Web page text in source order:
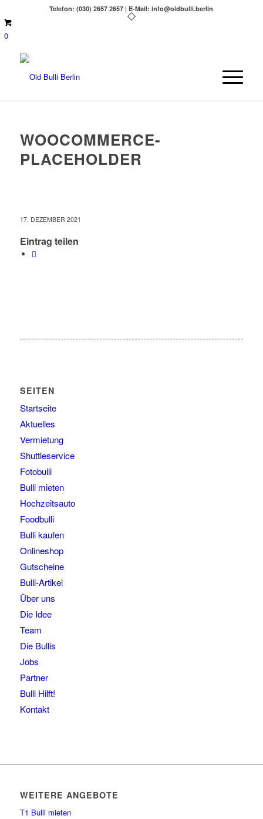
Telefon: (030) 2657 2657 | E-Mail: info@oldbulli.berlin
0
WOOCOMMERCE-
PLACEHOLDER
17. DEZEMBER 2021
Eintrag teilen
SEITEN
Startseite
Aktuelles
Vermietung
Shuttleservice
Fotobulli
Bulli mieten
Hochzeitsauto
Foodbulli
Bulli kaufen
Onlineshop
Gutscheine
Bulli-Artikel
Über uns
Die Idee
Team
Die Bullis
Jobs
Partner
Bulli Hilft!
Kontakt
WEITERE ANGEBOTE
T1 Bulli mieten